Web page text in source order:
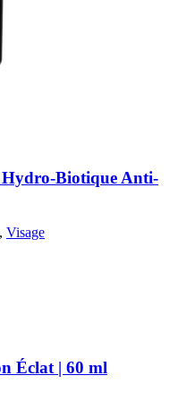
Hydro-Biotique Anti-
, Visage
Éclat | 60 ml